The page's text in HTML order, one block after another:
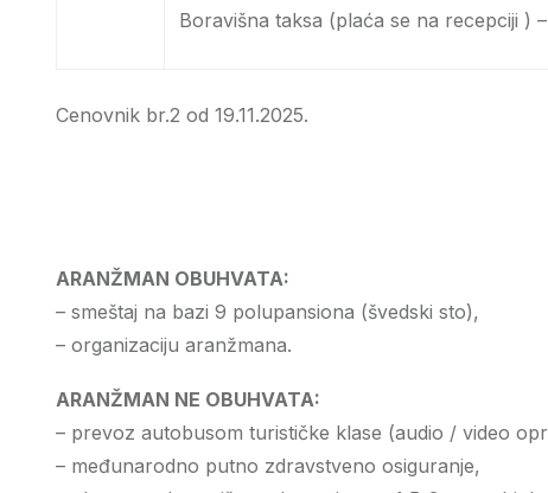
Boravišna taksa (plaća se na recepciji )
Cenovnik br.2 od 19.11.2025.
ARANŽMAN OBUHVATA:
– smeštaj na bazi 9 polupansiona (švedski sto),
– organizaciju aranžmana.
ARANŽMAN NE OBUHVATA:
– prevoz autobusom turističke klase (audio / video
– međunarodno putno zdravstveno osiguranje,